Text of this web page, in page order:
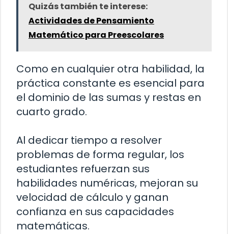
Quizás también te interese:
Actividades de Pensamiento
Matemático para Preescolares
Como en cualquier otra habilidad, la
práctica constante es esencial para
el dominio de las sumas y restas en
cuarto grado.
Al dedicar tiempo a resolver
problemas de forma regular, los
estudiantes refuerzan sus
habilidades numéricas, mejoran su
velocidad de cálculo y ganan
confianza en sus capacidades
matemáticas.